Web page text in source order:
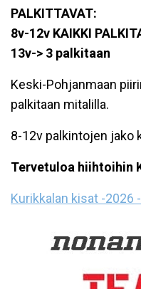
PALKITTAVAT:
8v-12v KAIKKI
13v-> 3 palkitaan
Keski-Pohjanmaan
palkitaan mitalilla.
8-12v palkintojen jako
Tervetuloa hiihtoihin
Kurikkalan kisat -